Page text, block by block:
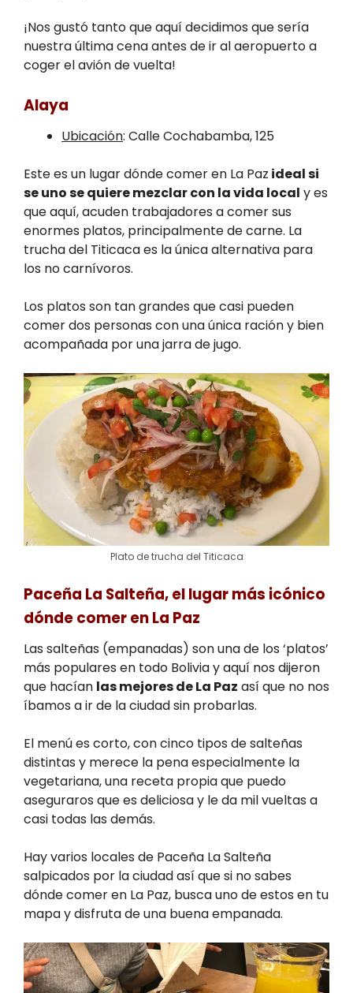
¡Nos gustó tanto que aquí decidimos que sería
nuestra última cena antes de ir al aeropuerto a
coger el avión de vuelta!
Alaya
Ubicación: Calle Cochabamba, 125
Este es un lugar dónde comer en La Paz ideal si
se uno se quiere mezclar con la vida local y es
que aquí, acuden trabajadores a comer sus
enormes platos, principalmente de carne. La
trucha del Titicaca es la única alternativa para
los no carnívoros.
Los platos son tan grandes que casi pueden
comer dos personas con una única ración y bien
acompañada por una jarra de jugo.
Plato de trucha del Titicaca
Paceña La Salteña, el lugar más icónico
dónde comer en La Paz
Las salteñas (empanadas) son una de los ‘platos’
más populares en todo Bolivia y aquí nos dijeron
que hacían las mejores de La Paz así que no nos
íbamos a ir de la ciudad sin probarlas.
El menú es corto, con cinco tipos de salteñas
distintas y merece la pena especialmente la
vegetariana, una receta propia que puedo
aseguraros que es deliciosa y le da mil vueltas a
casi todas las demás.
Hay varios locales de Paceña La Salteña
salpicados por la ciudad así que si no sabes
dónde comer en La Paz, busca uno de estos en tu
mapa y disfruta de una buena empanada.